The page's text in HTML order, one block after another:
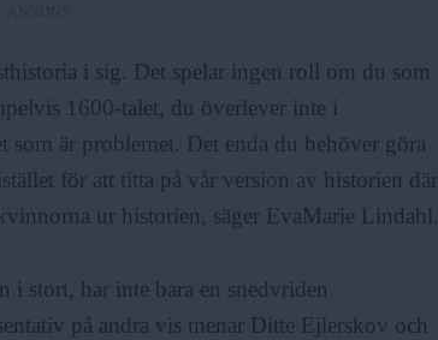
i sig. Det spelar ingen roll om du som
1600-talet, du överlever inte i
som är problemet. Det enda du behöver göra
för att titta på vår version av historien där
ur historien, säger EvaMarie Lindahl.
i stort, har inte bara en snedvriden
på andra vis menar Ditte Ejlerskov och